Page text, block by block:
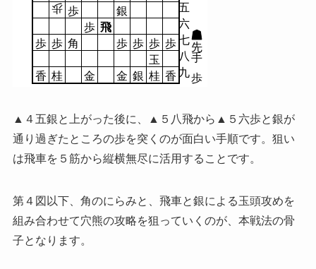
五
六
七
八
九
歩 歩
銀
歩 飛
歩 歩 角 歩 歩 歩 歩
玉
香 桂 金 金 銀 桂 香 歩
手
先
▲４五銀と上がった後に、▲５八飛から▲５六歩と銀が
通り過ぎたところの歩を突くのが面白い手順です。狙い
は飛車を５筋から縦横無尽に活用することです。
第４図以下、角のにらみと、飛車と銀による玉頭攻めを
組み合わせて穴熊の攻略を狙っていくのが、本戦法の骨
子となります。